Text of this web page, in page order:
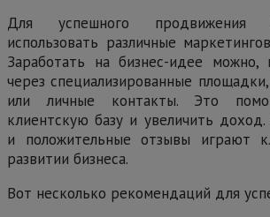
Для успешного продвижения
использовать различные
Заработать на бизнес-идее можно,
через специализированные
или личные контакты. Это
клиентскую базу и увеличить
и положительные отзывы играют
развитии бизнеса.
Вот несколько рекомендаций для